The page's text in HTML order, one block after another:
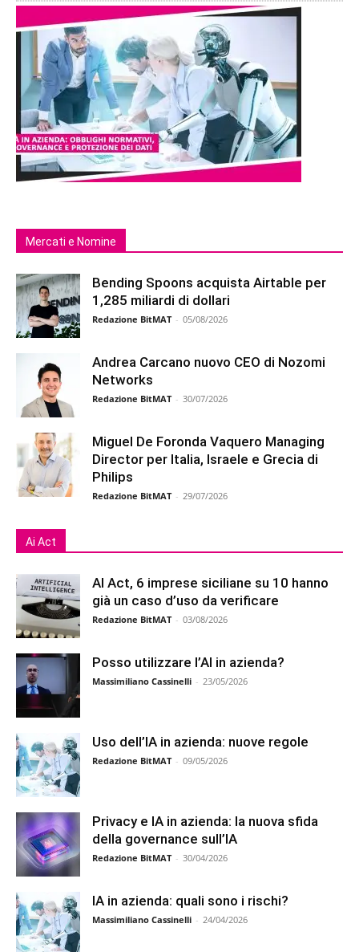
Mercati e Nomine
Bending Spoons acquista Airtable per
1,285 miliardi di dollari
Redazione BitMAT - 05/08/2026
Andrea Carcano nuovo CEO di Nozomi
Networks
Redazione BitMAT - 30/07/2026
Miguel De Foronda Vaquero Managing
Director per Italia, Israele e Grecia di
Philips
Redazione BitMAT - 29/07/2026
Ai Act
AI Act, 6 imprese siciliane su 10 hanno
già un caso d’uso da verificare
Redazione BitMAT - 03/08/2026
Posso utilizzare l’AI in azienda?
Massimiliano Cassinelli - 23/05/2026
Uso dell’IA in azienda: nuove regole
Redazione BitMAT - 09/05/2026
Privacy e IA in azienda: la nuova sfida
della governance sull’IA
Redazione BitMAT - 30/04/2026
IA in azienda: quali sono i rischi?
Massimiliano Cassinelli - 24/04/2026